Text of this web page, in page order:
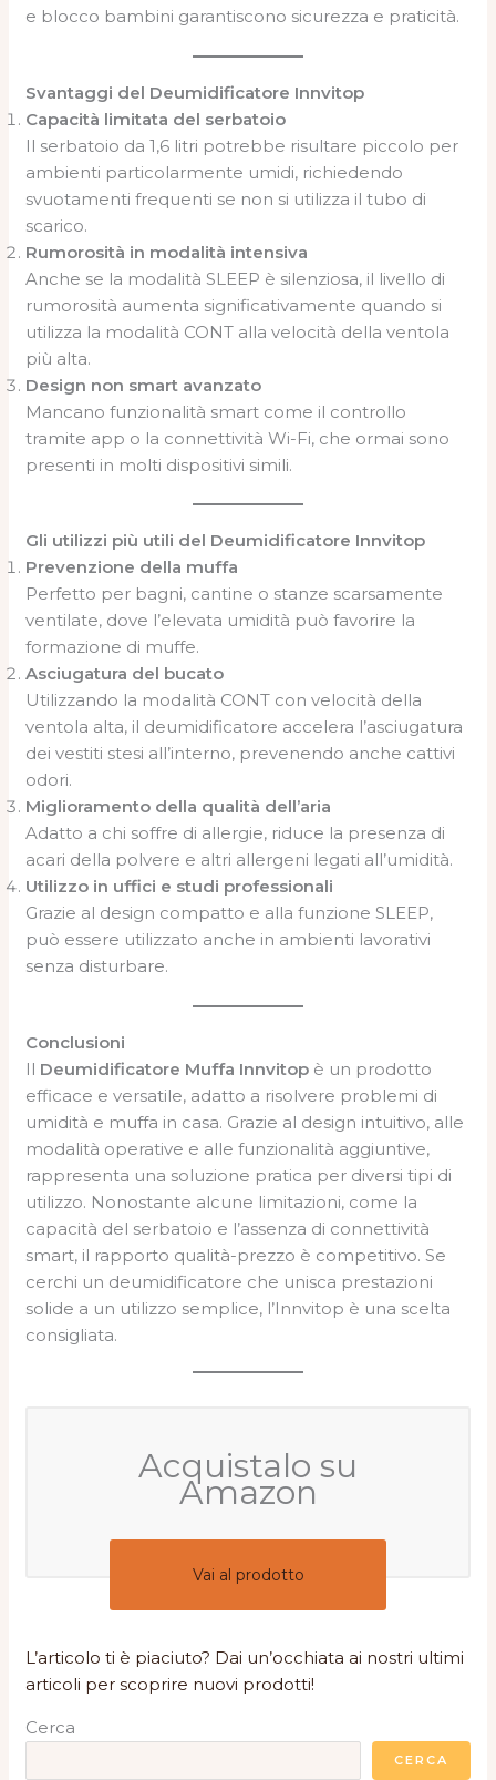
e blocco bambini garantiscono sicurezza e praticità.
Svantaggi del Deumidificatore Innvitop
Capacità limitata del serbatoio
Il serbatoio da 1,6 litri potrebbe risultare piccolo per
ambienti particolarmente umidi, richiedendo
svuotamenti frequenti se non si utilizza il tubo di
scarico.
Rumorosità in modalità intensiva
Anche se la modalità SLEEP è silenziosa, il livello di
rumorosità aumenta significativamente quando si
utilizza la modalità CONT alla velocità della ventola
più alta.
Design non smart avanzato
Mancano funzionalità smart come il controllo
tramite app o la connettività Wi-Fi, che ormai sono
presenti in molti dispositivi simili.
Gli utilizzi più utili del Deumidificatore Innvitop
Prevenzione della muffa
Perfetto per bagni, cantine o stanze scarsamente
ventilate, dove l’elevata umidità può favorire la
formazione di muffe.
Asciugatura del bucato
Utilizzando la modalità CONT con velocità della
ventola alta, il deumidificatore accelera l’asciugatura
dei vestiti stesi all’interno, prevenendo anche cattivi
odori.
Miglioramento della qualità dell’aria
Adatto a chi soffre di allergie, riduce la presenza di
acari della polvere e altri allergeni legati all’umidità.
Utilizzo in uffici e studi professionali
Grazie al design compatto e alla funzione SLEEP,
può essere utilizzato anche in ambienti lavorativi
senza disturbare.
Conclusioni
Il Deumidificatore Muffa Innvitop è un prodotto
efficace e versatile, adatto a risolvere problemi di
umidità e muffa in casa. Grazie al design intuitivo, alle
modalità operative e alle funzionalità aggiuntive,
rappresenta una soluzione pratica per diversi tipi di
utilizzo. Nonostante alcune limitazioni, come la
capacità del serbatoio e l’assenza di connettività
smart, il rapporto qualità-prezzo è competitivo. Se
cerchi un deumidificatore che unisca prestazioni
solide a un utilizzo semplice, l’Innvitop è una scelta
consigliata.
Acquistalo su
Amazon
Vai al prodotto
L’articolo ti è piaciuto? Dai un’occhiata ai nostri ultimi
articoli per scoprire nuovi prodotti!
Cerca
CERCA